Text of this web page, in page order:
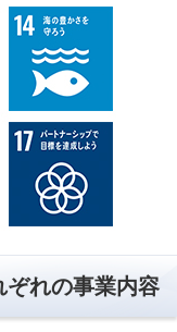
ぞれの事業内容